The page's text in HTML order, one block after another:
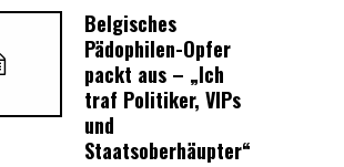
Belgisches
Pädophilen-Opfer
packt aus – „Ich
traf Politiker, VIPs
und
Staatsoberhäupter“